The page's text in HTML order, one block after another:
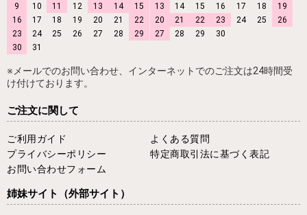
9
10 11 12 13 14
15
16
17 18 19 20 21
22
23
24 25 26 27 28
29
30
31
13
14 15 16 17 18
19
20
21 22 23 24 25
26
27
28 29 30
※メールでのお問い合わせ、インターネットでのご注文は24時間受
け付けております。
ご注文に関して
ご利用ガイド
よくある質問
プライバシーポリシー
特定商取引法に基づく表記
お問い合わせフォーム
姉妹サイト （外部サイト）